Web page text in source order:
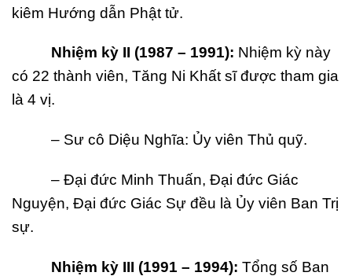
kiêm Hướng dẫn Phật tử.
Nhiệm kỳ II (1987 – 1991): Nhiệm kỳ này
có 22 thành viên, Tăng Ni Khất sĩ được tham gia
là 4 vị.
– Sư cô Diệu Nghĩa: Ủy viên Thủ quỹ.
– Đại đức Minh Thuấn, Đại đức Giác
Nguyện, Đại đức Giác Sự đều là Ủy viên Ban Trị
sự.
Nhiệm kỳ III (1991 – 1994): Tổng số Ban